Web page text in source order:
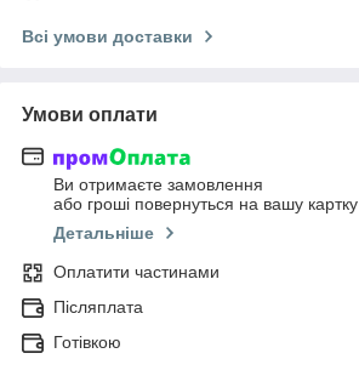
Всі умови доставки
Умови оплати
Ви отримаєте замовлення
або гроші повернуться на вашу картку
Детальніше
Оплатити частинами
Післяплата
Готівкою